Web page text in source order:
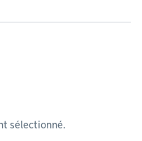
sélectionné.